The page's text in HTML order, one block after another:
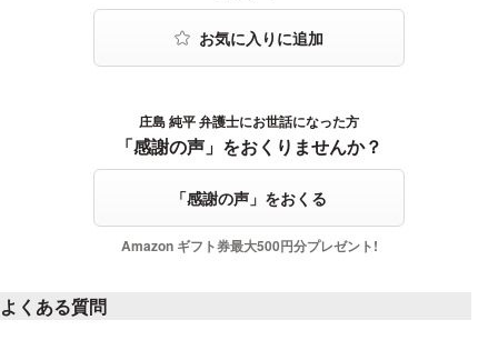
感謝の声をおくる庄島 純平 弁護士にお世話になった方
「感謝の声」をおくりませんか？
「感謝の声」をおくる
Amazon ギフト券最大500円分プレゼント!
よくある質問